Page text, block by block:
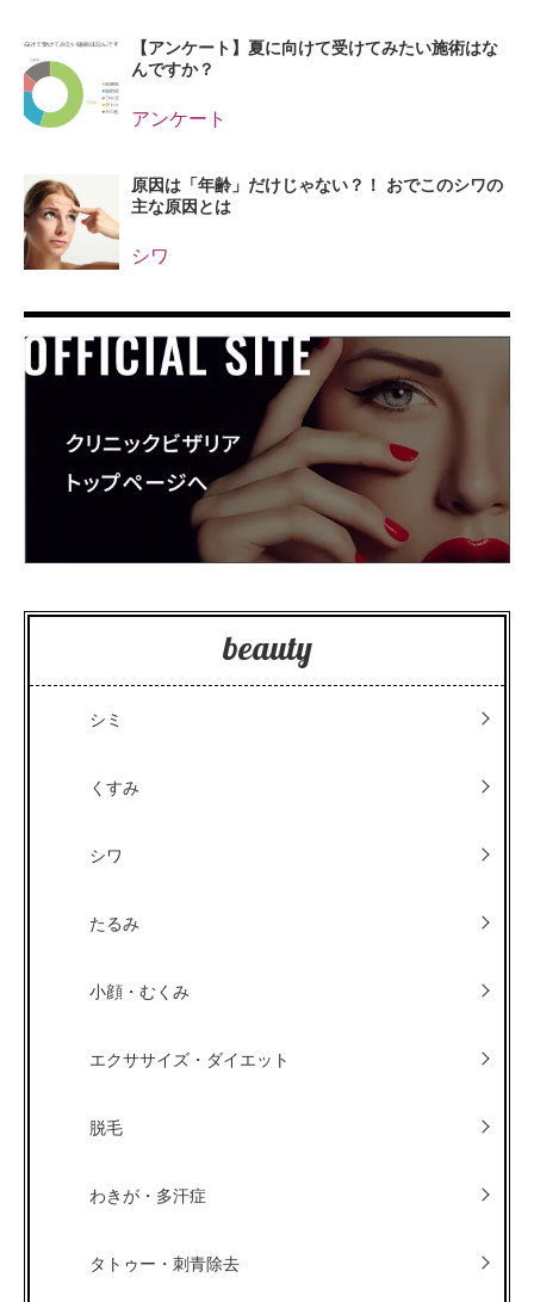
【アンケート】夏に向けて受けてみたい施術はな
んですか？
アンケート
原因は「年齢」だけじゃない？！ おでこのシワの
主な原因とは
シワ
beauty
シミ
くすみ
シワ
たるみ
小顔・むくみ
エクササイズ・ダイエット
脱毛
わきが・多汗症
タトゥー・刺青除去